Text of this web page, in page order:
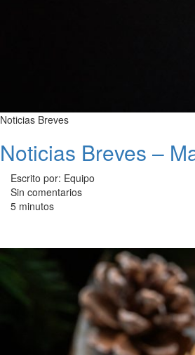
Noticias Breves
Noticias Breves –
Escrito por: Equipo
Sin comentarios
5 minutos